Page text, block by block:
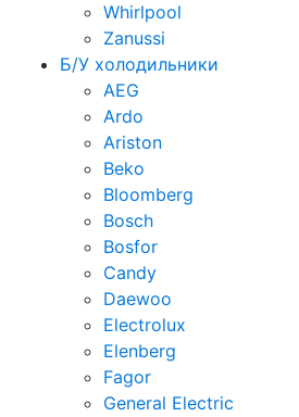
Whirlpool
Zanussi
Б/У холодильники
AEG
Ardo
Ariston
Beko
Bloomberg
Bosch
Bosfor
Candy
Daewoo
Electrolux
Elenberg
Fagor
General Electric